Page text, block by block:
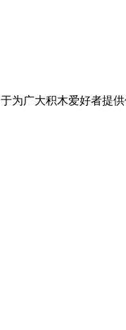
为广大积木爱好者提